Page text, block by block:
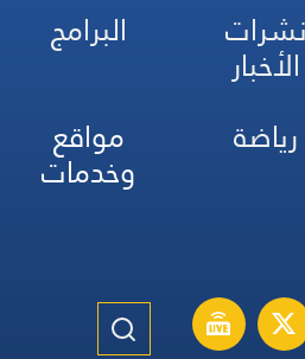
نشرات
الأخبار
البرامج
رياضة مواقع
وخدمات